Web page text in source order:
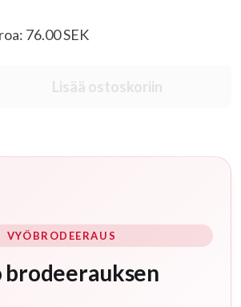
76.00 SEK
Lisää ostoskoriin
VYÖBRODEERAUS
brodeerauksen